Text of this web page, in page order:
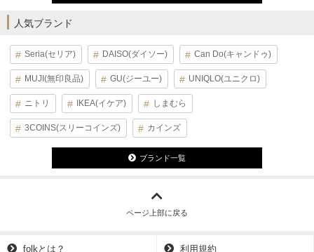
人気ブランド
Seria(セリア) DAISO(ダイソー) Can Do(キャンドゥ)
MUJI(無印良品) GU(ジーユー) UNIQLO(ユニクロ)
ニトリ IKEA(イケア) しまむら
3COINS(スリーコインズ) カインズ
ブランド一覧
ページ上部に戻る
folkとは？ 利用規約